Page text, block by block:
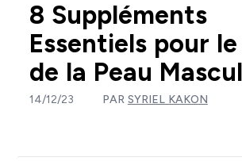
8 Suppléments
Essentiels pour le
de la Peau
14/12/23 PAR SYRIEL KAKON